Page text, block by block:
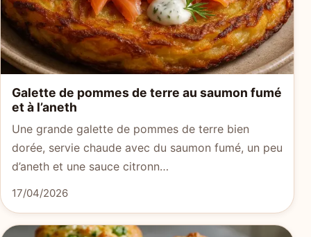
Galette de pommes de terre au saumon fumé
et à l’aneth
Une grande galette de pommes de terre bien
dorée, servie chaude avec du saumon fumé, un peu
d’aneth et une sauce citronn…
17/04/2026